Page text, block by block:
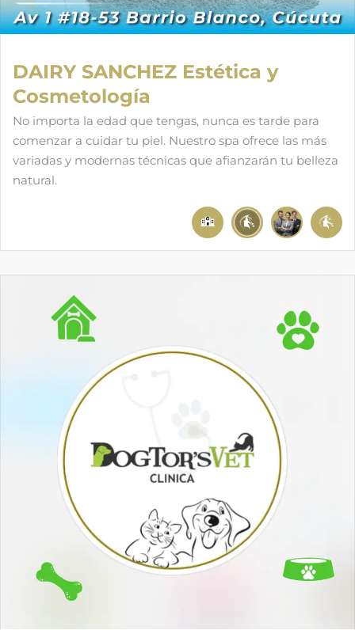
DAIRY SANCHEZ Estética y
Cosmetología
No importa la edad que tengas, nunca es tarde para
comenzar a cuidar tu piel. Nuestro spa ofrece las más
variadas y modernas técnicas que afianzarán tu belleza
natural.